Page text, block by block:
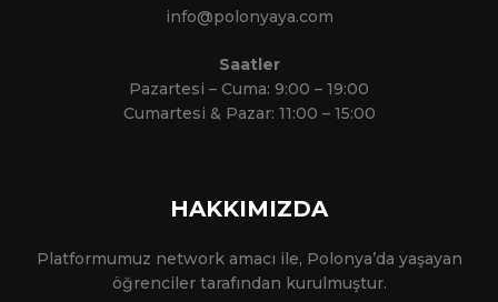
info@polonyaya.com
Saatler
Pazartesi – Cuma: 9:00 – 19:00
Cumartesi & Pazar: 11:00 – 15:00
HAKKIMIZDA
Platformumuz network amacı ile, Polonya’da yaşayan
öğrenciler tarafından kurulmuştur.